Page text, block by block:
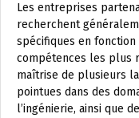
Les entreprises
recherchent
spécifiques en
compétences les plus
maîtrise de plusieurs
pointues dans des
l’ingénierie, ainsi que